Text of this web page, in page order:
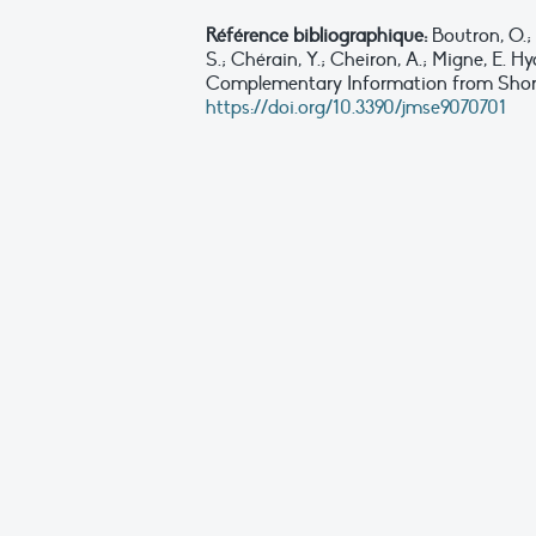
Référence bibliographique: Boutron, O.;
S.; Chérain, Y.; Cheiron, A.; Migne, E.
Complementary Information from
https://doi.org/10.3390/jmse9070701